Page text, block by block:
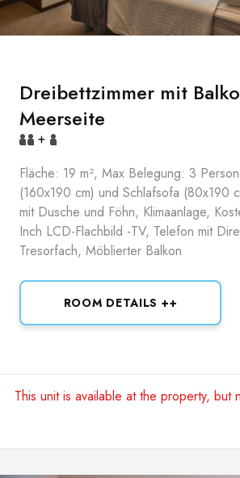
Dreibettzimmer mit
Meerseite
+
Fläche: 19 m², Max Belegung: 3
(160x190 cm) und Schlafsofa (80x190
mit Dusche und Föhn, Klimaanlage,
Inch LCD-Flachbild -TV, Telefon mit
Tresorfach, Möblierter Balkon
ROOM DETAILS ++
This unit is available at the property, but